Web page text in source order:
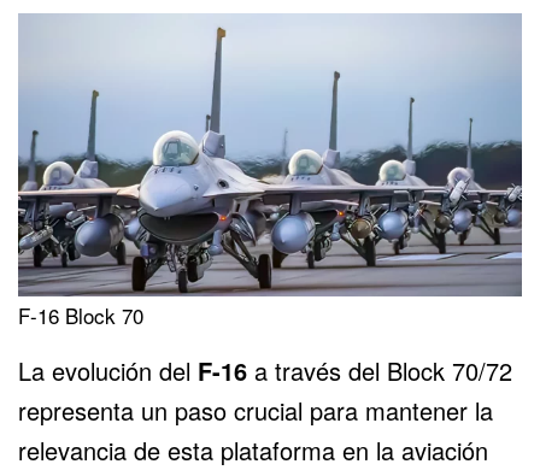
F-16 Block 70
La evolución del F-16 a través del Block 70/72
representa un paso crucial para mantener la
relevancia de esta plataforma en la aviación